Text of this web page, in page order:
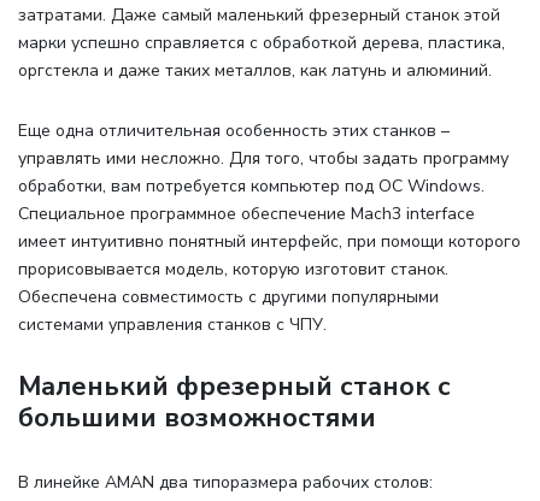
затратами. Даже самый маленький фрезерный станок этой
марки успешно справляется с обработкой дерева, пластика,
оргстекла и даже таких металлов, как латунь и алюминий.
Еще одна отличительная особенность этих станков –
управлять ими несложно. Для того, чтобы задать программу
обработки, вам потребуется компьютер под ОС Windows.
Специальное программное обеспечение Mach3 interface
имеет интуитивно понятный интерфейс, при помощи которого
прорисовывается модель, которую изготовит станок.
Обеспечена совместимость с другими популярными
системами управления станков с ЧПУ.
Маленький фрезерный станок с
большими возможностями
В линейке AMAN два типоразмера рабочих столов: